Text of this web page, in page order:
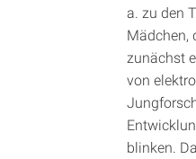
a. zu den
Mädchen,
zunächst
von
blinken.